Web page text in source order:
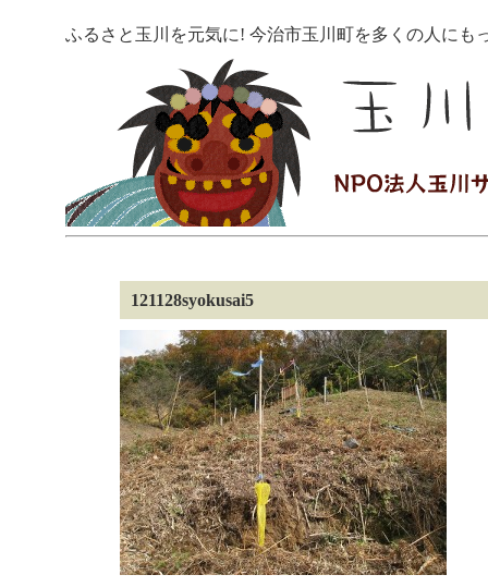
ふるさと玉川を元気に! 今治市玉川町を多くの人にも
121128syokusai5